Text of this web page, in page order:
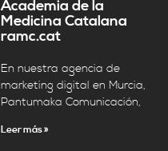
Academia de la
Medicina Catalana
ramc.cat
En nuestra agencia de
marketing digital en Murcia,
Pantumaka Comunicación,
Leer más »